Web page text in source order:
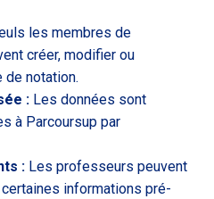
les membres de
créer, modifier ou
de notation.
: Les données sont
à Parcoursup par
: Les professeurs peuvent
informations pré-